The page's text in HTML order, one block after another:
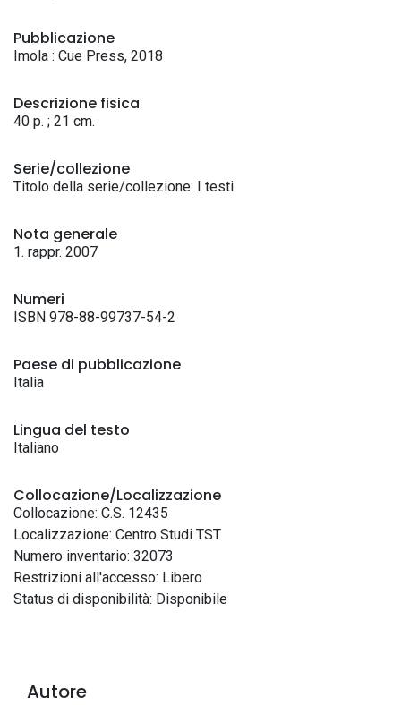
Pubblicazione
Imola : Cue Press, 2018
Descrizione fisica
40 p. ; 21 cm.
Serie/collezione
Titolo della serie/collezione: I testi
Nota generale
1. rappr. 2007
Numeri
ISBN 978-88-99737-54-2
Paese di pubblicazione
Italia
Lingua del testo
Italiano
Collocazione/Localizzazione
Collocazione: C.S. 12435
Localizzazione: Centro Studi TST
Numero inventario: 32073
Restrizioni all'accesso: Libero
Status di disponibilità: Disponibile
Autore